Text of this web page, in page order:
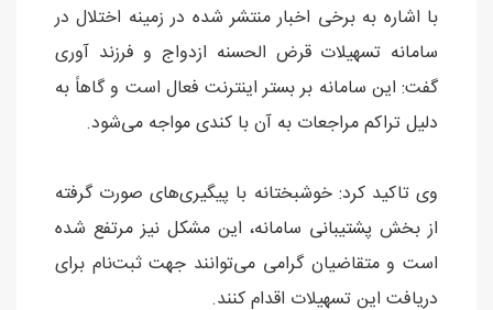
با اشاره به برخی اخبار منتشر شده در زمینه اختلال در
سامانه تسهیلات قرض الحسنه ازدواج و فرزند آوری
گفت:‌ این سامانه بر بستر اینترنت فعال است و گاهاً به
دلیل تراکم مراجعات به آن با کندی مواجه می‌شود.
وی تاکید کرد: خوشبختانه با پیگیری‌های صورت گرفته
از بخش پشتیبانی سامانه، این مشکل نیز مرتفع شده
است و متقاضیان گرامی می‌توانند جهت ثبت‌نام برای
دریافت این تسهیلات اقدام کنند.